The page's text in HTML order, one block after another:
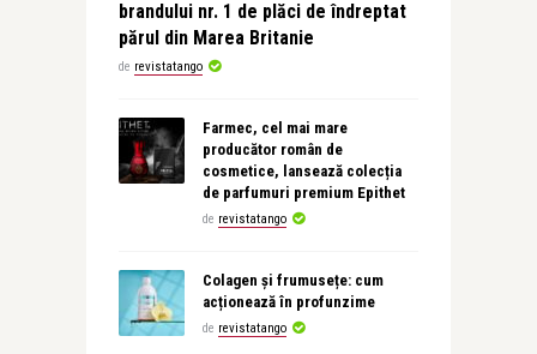
brandului nr. 1 de plăci de îndreptat
părul din Marea Britanie
de revistatango
Farmec, cel mai mare
producător român de
cosmetice, lansează colecția
de parfumuri premium Epithet
de revistatango
Colagen și frumusețe: cum
acționează în profunzime
de revistatango